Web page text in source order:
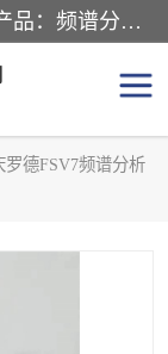
深圳市捷威信电子仪器有限公司主营产品：频谱分析仪.信号发生器.网络分析仪.音频分析仪，示波器，电源，音频分析仪。综合测试仪。蓝牙测试仪等
罗德FSV7频谱分析